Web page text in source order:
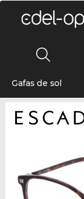
Gafas de sol